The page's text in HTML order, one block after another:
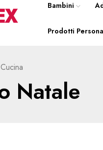
Bambini
Prodotti
Cucina
Natale